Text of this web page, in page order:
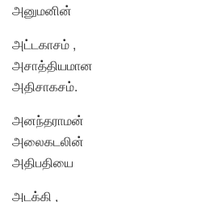
அனுமனின்
அட்டகாசம் ,
அசாத்தியமான
அதிசாகசம்.
அனந்தராமன்
அலைகடலின்
அதிபதியை
அடக்கி ,